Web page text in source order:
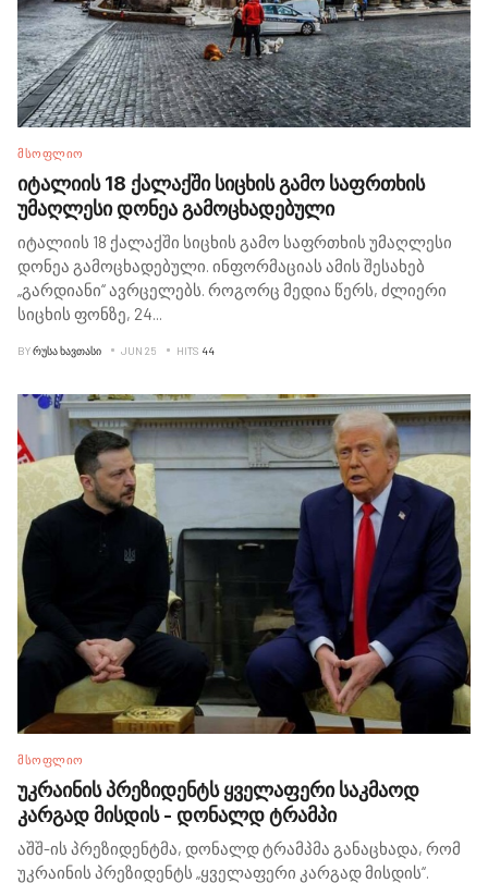
ᲛᲡᲝᲤᲚᲘᲝ
იტალიის 18 ქალაქში სიცხის გამო საფრთხის
უმაღლესი დონეა გამოცხადებული
იტალიის 18 ქალაქში სიცხის გამო საფრთხის უმაღლესი
დონეა გამოცხადებული. ინფორმაციას ამის შესახებ
„გარდიანი“ ავრცელებს. როგორც მედია წერს, ძლიერი
სიცხის ფონზე, 24...
BYᲠᲣᲡᲐ ᲮᲐᲕᲗᲐᲡᲘ JUN 25 HITS 44
ᲛᲡᲝᲤᲚᲘᲝ
უკრაინის პრეზიდენტს ყველაფერი საკმაოდ
კარგად მისდის - დონალდ ტრამპი
აშშ-ის პრეზიდენტმა, დონალდ ტრამპმა განაცხადა, რომ
უკრაინის პრეზიდენტს „ყველაფერი კარგად მისდის“.